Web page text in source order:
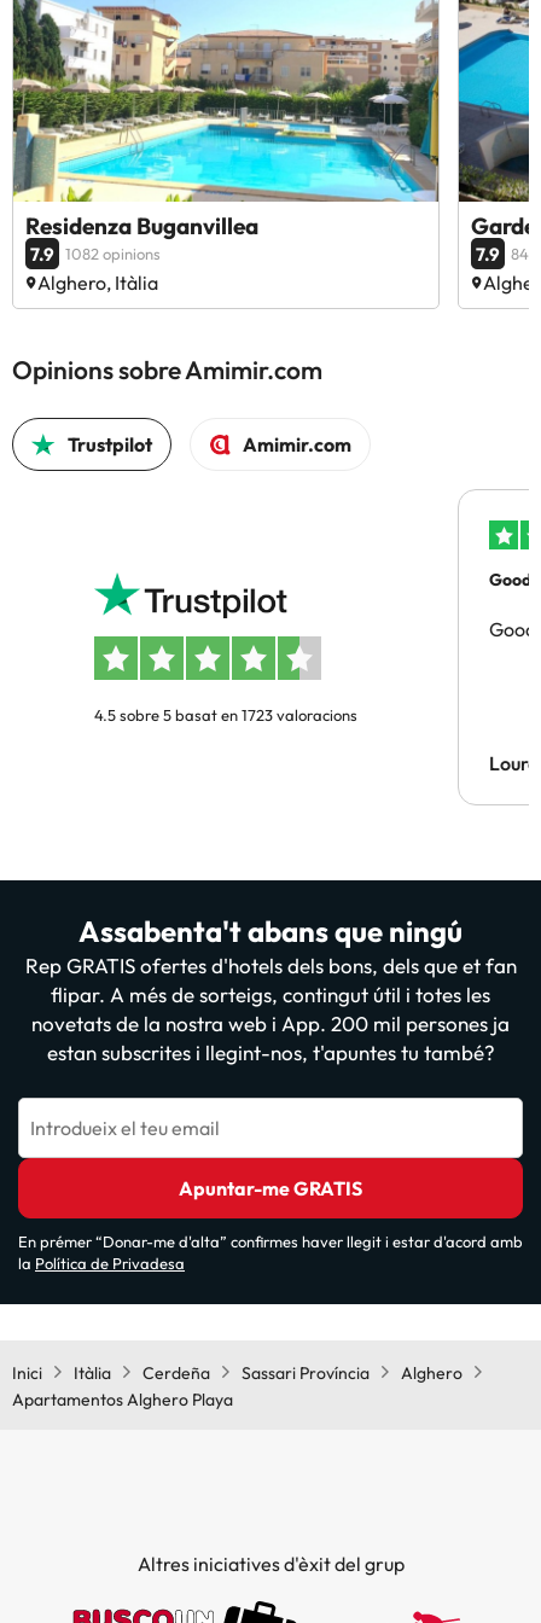
Residenza Buganvillea
7.9 1082 opinions
Alghero, Itàlia
7.9 843
Opinions sobre Amimir.com
Trustpilot Amimir.com
4.5 sobre 5 basat en 1723 valoracions
Good
Good
Assabenta't abans que ningú
Rep GRATIS ofertes d'hotels dels bons, dels que et fan
flipar. A més de sorteigs, contingut útil i totes les
novetats de la nostra web i App. 200 mil persones ja
estan subscrites i llegint-nos, t'apuntes tu també?
Introdueix el teu email
Apuntar-me GRATIS
En prémer “Donar-me d'alta” confirmes haver llegit i estar d'acord amb
la Política de Privadesa
Inici Itàlia Cerdeña Sassari Província
Alghero
Apartamentos Alghero Playa
Altres iniciatives d'èxit del grup